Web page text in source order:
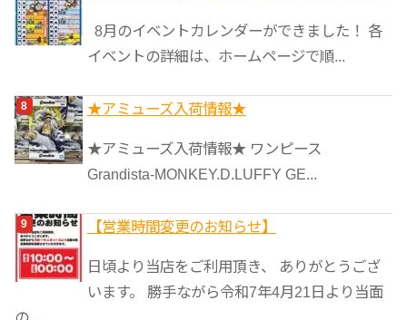
8月のイベントカレンダーができました！ 各
イベントの詳細は、ホームページで順...
★アミューズ入荷情報★
★アミューズ入荷情報★ ワンピース
Grandista-MONKEY.D.LUFFY GE...
【営業時間変更のお知らせ】
日頃より当店をご利用頂き、 ありがとうござ
います。 勝手ながら令和7年4月21日より当面